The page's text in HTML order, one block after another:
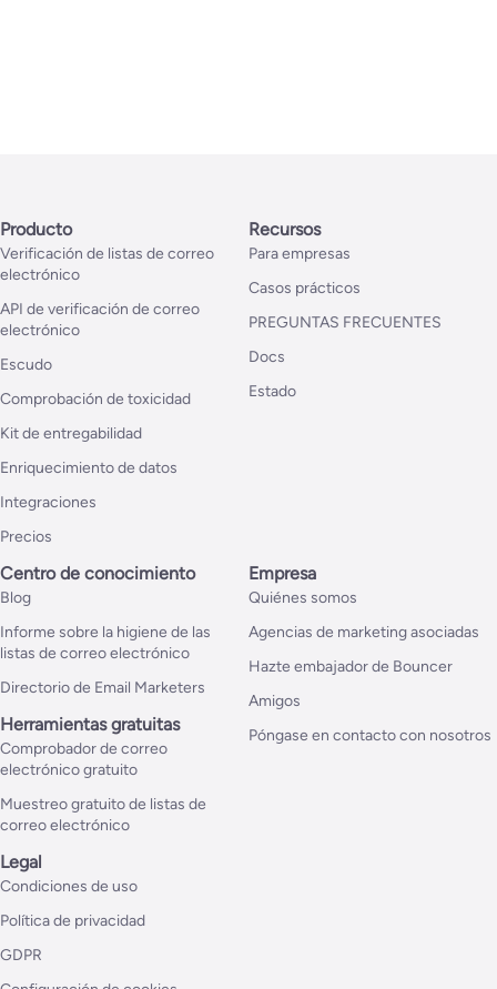
Producto
Verificación de listas de correo
electrónico
API de verificación de correo
electrónico
Escudo
Comprobación de toxicidad
Kit de entregabilidad
Enriquecimiento de datos
Integraciones
Precios
Recursos
Para empresas
Casos prácticos
PREGUNTAS FRECUENTES
Docs
Estado
Centro de conocimiento
Blog
Informe sobre la higiene de las
listas de correo electrónico
Directorio de Email Marketers
Herramientas gratuitas
Comprobador de correo
electrónico gratuito
Muestreo gratuito de listas de
correo electrónico
Empresa
Quiénes somos
Agencias de marketing asociadas
Hazte embajador de Bouncer
Amigos
Póngase en contacto con nosotros
Legal
Condiciones de uso
Política de privacidad
GDPR